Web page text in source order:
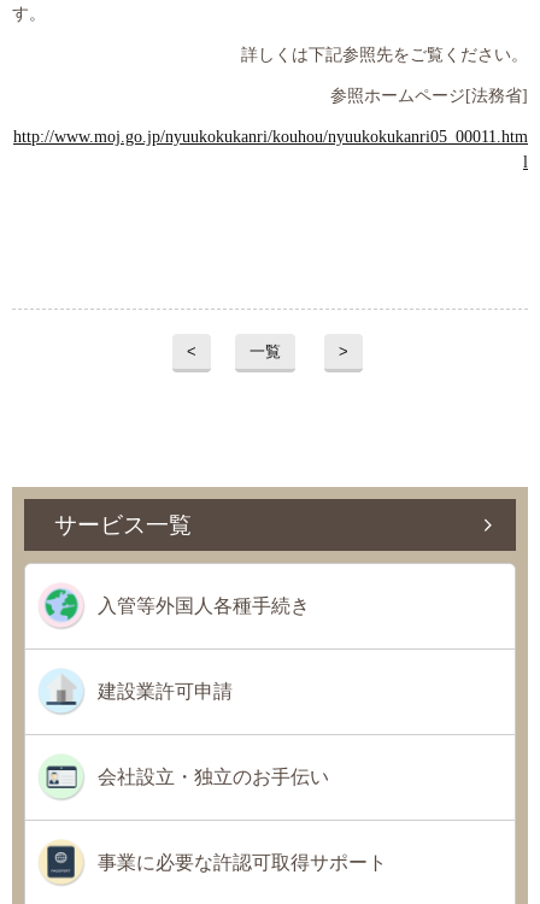
す。
詳しくは下記参照先をご覧ください。
参照ホームページ [法務省]
http://www.moj.go.jp/nyuukokukanri/kouhou/nyuukokukanri05_00011.htm
l
< 一覧 >
サービス一覧
入管等外国人各種手続き
建設業許可申請
会社設立・独立のお手伝い
事業に必要な許認可取得サポート